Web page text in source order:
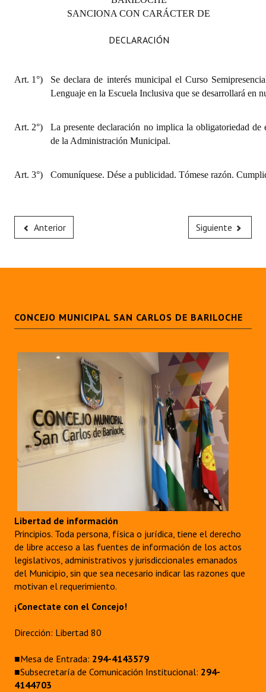
SANCIONA CON CARÁCTER DE
DECLARACIÓN
Art. 1°)
Se declara de interés municipal el Curso
Lenguaje en la Escuela Inclusiva que se desarrollará en
Art. 2°)
La presente declaración no implica la obligatoriedad de
de la Administración Municipal.
Art. 3°) Comuníquese. Dése a publicidad. Tómese razón.
Anterior Siguiente
CONCEJO MUNICIPAL SAN CARLOS DE BARILOCHE
Libertad de información
Principios. Toda persona, física o jurídica, tiene el derecho
de libre acceso a las fuentes de información de los actos
legislativos, administrativos y jurisdiccionales emanados
del Municipio, sin que sea necesario indicar las razones que
motivan el requerimiento.
¡Conectate con el Concejo!
Dirección: Libertad 80
■Mesa de Entrada: 294-4143579
■Subsecretaría de Comunicación Institucional: 294-
4144703